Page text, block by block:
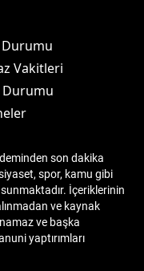
Durumu
Vakitleri
Durumu
son dakika
spor, kamu gibi
İçeriklerinin
ve kaynak
ve başka
yaptırımları